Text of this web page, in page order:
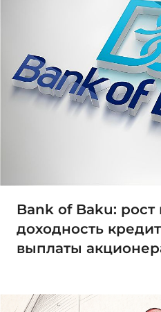
Bank of Baku: рост
доходность
выплаты